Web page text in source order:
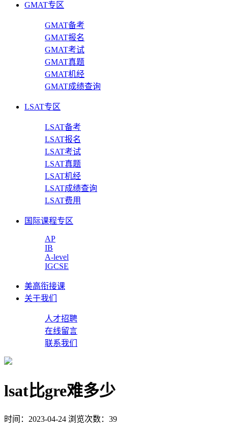
GMAT专区
GMAT备考
GMAT报名
GMAT考试
GMAT真题
GMAT机经
GMAT成绩查询
LSAT专区
LSAT备考
LSAT报名
LSAT考试
LSAT真题
LSAT机经
LSAT成绩查询
LSAT费用
国际课程专区
AP
IB
A-level
IGCSE
美高衔接课
关于我们
人才招聘
在线留言
联系我们
lsat比gre难多少
时间：2023-04-24 浏览次数：39